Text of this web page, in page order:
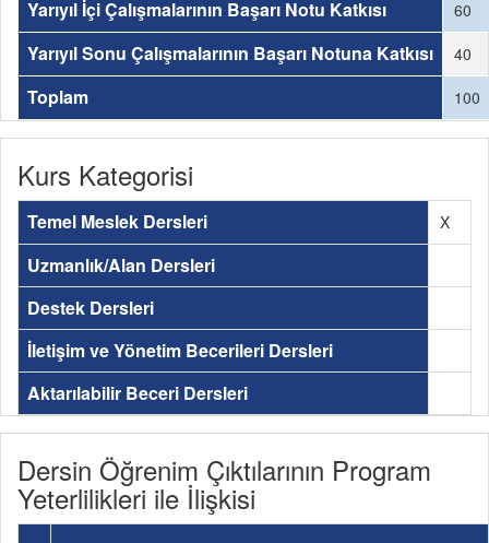
Yarıyıl İçi Çalışmalarının Başarı Notu Katkısı 60
Yarıyıl Sonu Çalışmalarının Başarı Notuna Katkısı 40
Toplam 100
Kurs Kategorisi
Temel Meslek Dersleri X
Uzmanlık/Alan Dersleri
Destek Dersleri
İletişim ve Yönetim Becerileri Dersleri
Aktarılabilir Beceri Dersleri
Dersin Öğrenim Çıktılarının Program
Yeterlilikleri ile İlişkisi